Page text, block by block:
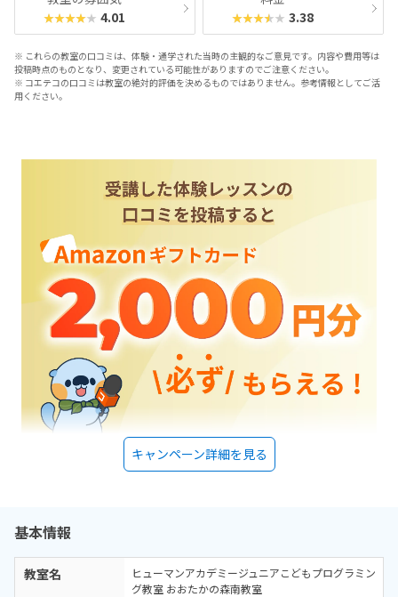
★★★★★ 4.01 ★★★★★ 3.38
※ これらの教室の口コミは、体験・通学された当時の主観的なご意見です。内容や費用等は
投稿時点のものとなり、変更されている可能性がありますのでご注意ください。
※ コエテコの口コミは教室の絶対的評価を決めるものではありません。参考情報としてご活
用ください。
キャンペーン詳細を見る
基本情報
教室名
ヒューマンアカデミージュニアこどもプログラミン
グ教室 おおたかの森南教室